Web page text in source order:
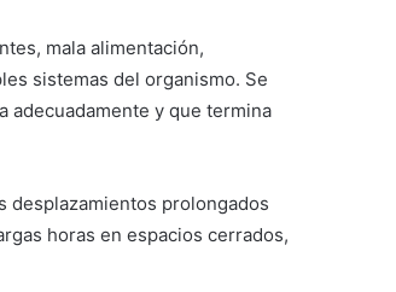
mala alimentación,
sistemas del organismo. Se
adecuadamente y que termina
desplazamientos prolongados
horas en espacios cerrados,